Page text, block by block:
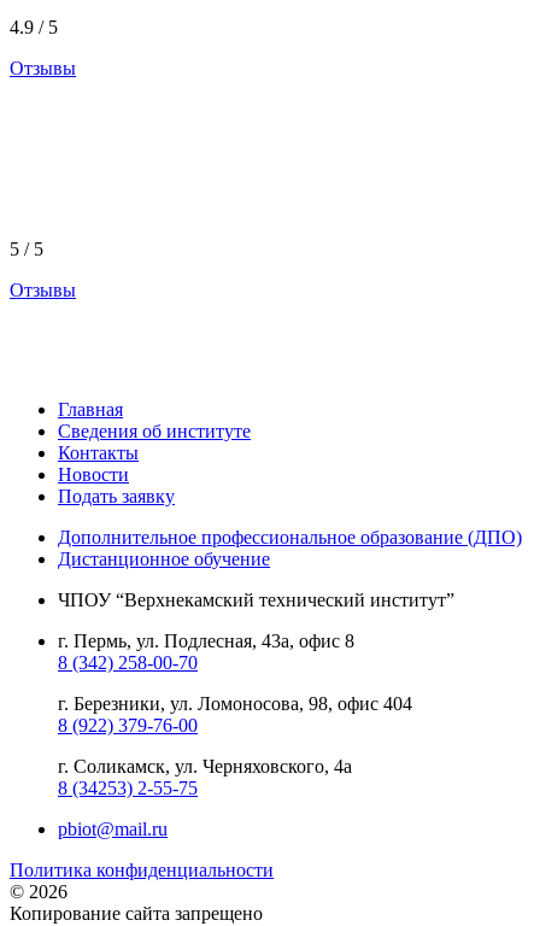
4.9 / 5
Отзывы
5 / 5
Отзывы
Главная
Сведения об институте
Контакты
Новости
Подать заявку
Дополнительное профессиональное образование (ДПО)
Дистанционное обучение
ЧПОУ “Верхнекамский технический институт”
г. Пермь, ул. Подлесная, 43а, офис 8
8 (342) 258-00-70
г. Березники, ул. Ломоносова, 98, офис 404
8 (922) 379-76-00
г. Соликамск, ул. Черняховского, 4а
8 (34253) 2-55-75
pbiot@mail.ru
Политика конфиденциальности
© 2026
Копирование сайта запрещено